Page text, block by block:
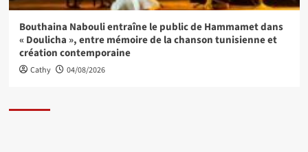
Bouthaina Nabouli entraîne le public de Hammamet dans
« Doulicha », entre mémoire de la chanson tunisienne et
création contemporaine
Cathy 04/08/2026